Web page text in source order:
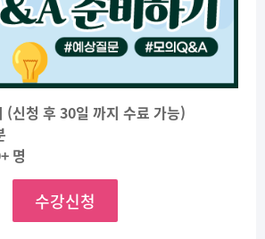
(신청 후 30일 까지 수료 가능)
명
수강신청